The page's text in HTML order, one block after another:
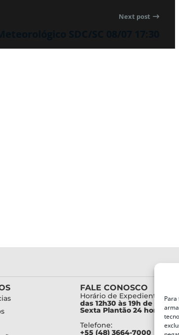
Next post
FALE CONOSCO
Horário de Expediente:
das 12h30 às 19h de
Sexta Plantão 24 horas
Telefone:
+55 (48) 3664-7000